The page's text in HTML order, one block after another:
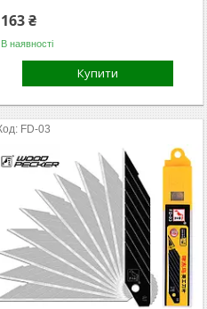
163 ₴
В наявності
Купити
FD-03